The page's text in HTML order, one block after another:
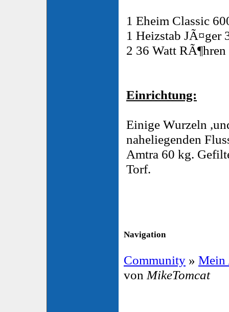
1 Eheim Classic
1 Heizstab JÃ¤ger
2 36 Watt RÃ¶hren
Einrichtung:
Einige Wurzeln
naheliegenden
Amtra 60 kg.
Torf.
Navigation
Community » Mein
von MikeTomcat